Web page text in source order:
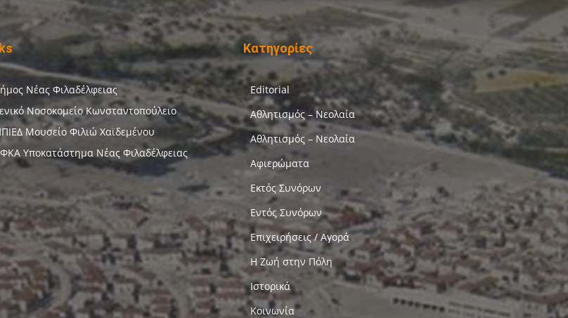
Νέας Φιλαδέλφειας
Νοσοκομείο Κωνσταντοπούλειο
Μουσείο Φιλιώ Χαϊδεμένου
Υποκατάστημα Νέας Φιλαδέλφειας
Κατηγορίες
Editorial
Αθλητισμός – Νεολαία
Αθλητισμός – Νεολαία
Αφιερώματα
Εκτός Συνόρων
Εντός Συνόρων
Επιχειρήσεις / Αγορά
Η Ζωή στην Πόλη
Ιστορικά
Κοινωνία